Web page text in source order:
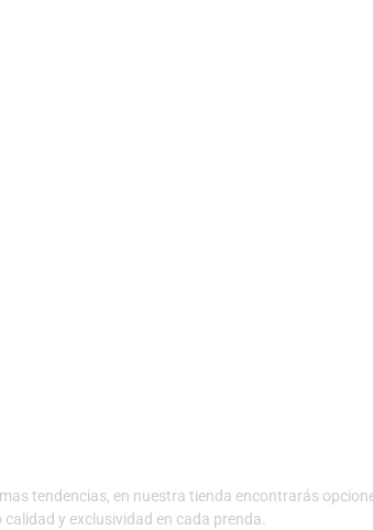
tendencias, en nuestra tienda encontrarás
y exclusividad en cada prenda.